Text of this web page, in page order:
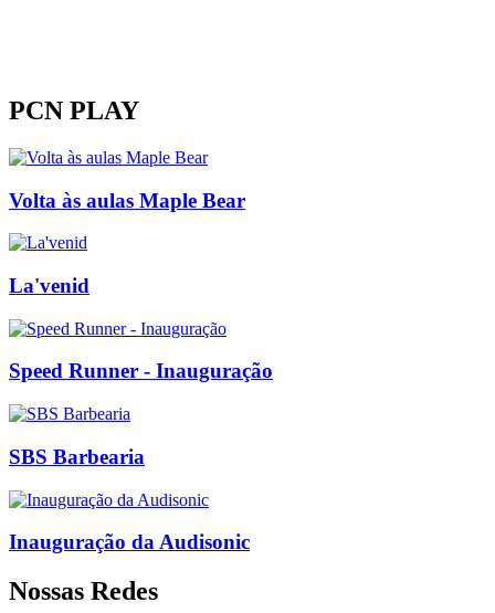
PCN PLAY
Volta às aulas Maple Bear
La'venid
Speed Runner - Inauguração
SBS Barbearia
Inauguração da Audisonic
Nossas Redes